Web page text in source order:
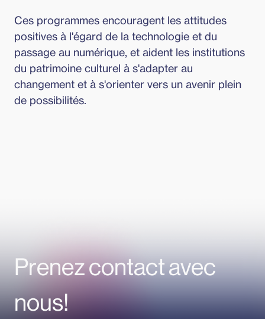
Ces programmes encouragent les attitudes
positives à l'égard de la technologie et du
passage au numérique, et aident les institutions
du patrimoine culturel à s'adapter au
changement et à s'orienter vers un avenir plein
de possibilités.
Prenez contact avec
nous!